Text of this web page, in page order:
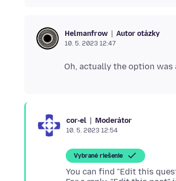
Helmanfrow Autor otázky
10. 5. 2023 12:47
cor-el Moderátor
10. 5. 2023 12:54
Vybrané riešenie
You can find "Edit this